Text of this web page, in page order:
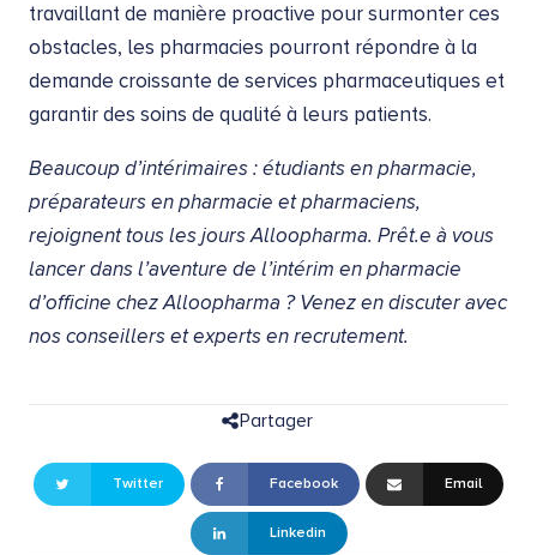
travaillant de manière proactive pour surmonter ces
obstacles, les pharmacies pourront répondre à la
demande croissante de services pharmaceutiques et
garantir des soins de qualité à leurs patients.
Beaucoup d’intérimaires : étudiants en pharmacie,
préparateurs en pharmacie et pharmaciens,
rejoignent tous les joursAlloopharma. Prêt.e à vous
lancer dans l’aventure de l’intérim en pharmacie
d’officine chez Alloopharma ? Venez en discuter avec
nos conseillers et experts en recrutement.
Partager
Twitter Facebook Email
Linkedin